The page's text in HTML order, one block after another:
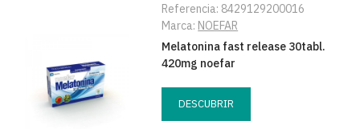
Referencia: 8429129200016
Marca: NOEFAR
Melatonina fast release 30tabl.
420mg noefar
DESCUBRIR